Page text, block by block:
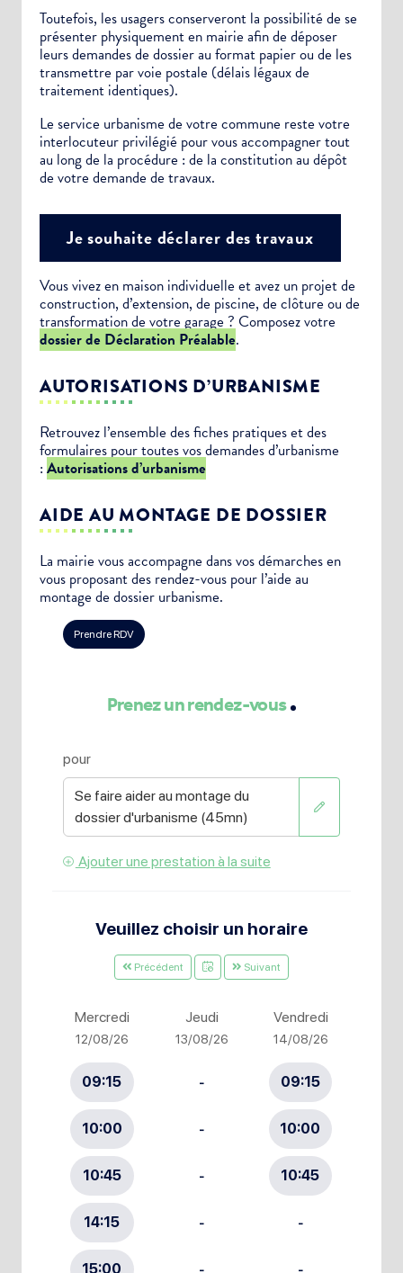
Toutefois, les usagers conserveront la possibilité de se
présenter physiquement en mairie afin de déposer
leurs demandes de dossier au format papier ou de les
transmettre par voie postale (délais légaux de
traitement identiques).
Le service urbanisme de votre commune reste votre
interlocuteur privilégié pour vous accompagner tout
au long de la procédure : de la constitution au dépôt
de votre demande de travaux.
Je souhaite déclarer des travaux
Vous vivez en maison individuelle et avez un projet de
construction, d’extension, de piscine, de clôture ou de
transformation de votre garage ? Composez votre
dossier de Déclaration Préalable.
AUTORISATIONS D’URBANISME
Retrouvez l’ensemble des fiches pratiques et des
formulaires pour toutes vos demandes d’urbanisme
: Autorisations d’urbanisme
AIDE AU MONTAGE DE DOSSIER
La mairie vous accompagne dans vos démarches en
vous proposant des rendez-vous pour l’aide au
montage de dossier urbanisme.